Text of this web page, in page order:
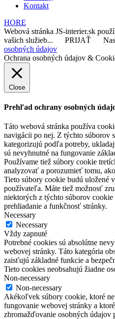
Kontakt
HORE
Webová stránka JS-interier.sk
vašich služieb...
PRIJAŤ
osobných údajov
Ochrana osobných údajov &
Close
Prehľad ochrany osobných
Táto webová stránka používa
navigácii po nej. Z týchto súborov
kategorizujú podľa potreby,
sú nevyhnutné na fungovanie
Používame tiež súbory cookie
analyzovať a porozumieť tomu,
Tieto súbory cookie budú uložené
používateľa. Máte tiež možnosť
niektorých z týchto súborov
prehliadanie a funkčnosť stránky.
Necessary
Necessary
Vždy zapnuté
Potrebné cookies sú absolútne
webovej stránky. Táto kategória
zaisťujú základné funkcie a
Tieto cookies neobsahujú žiadne
Non-necessary
Non-necessary
Akékoľvek súbory cookie, ktoré
fungovanie webovej stránky a
zhromažďovanie osobných údajov